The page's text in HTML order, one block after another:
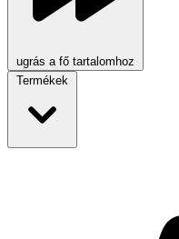
ugrás a fő tartalomhoz
Termékek